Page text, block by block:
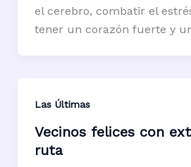
el cerebro, combatir el
tener un corazón fuerte y
Las Últimas
Vecinos felices con
ruta